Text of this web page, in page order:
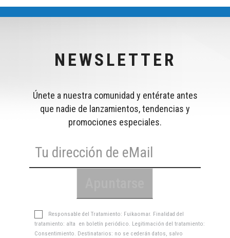
NEWSLETTER
Únete a nuestra comunidad y entérate antes
que nadie de lanzamientos, tendencias y
promociones especiales.
Responsable del Tratamiento: Fuikaomar. Finalidad del
tratamiento: alta en boletín periódico. Legitimación del tratamiento:
Consentimiento. Destinatarios: no se cederán datos, salvo